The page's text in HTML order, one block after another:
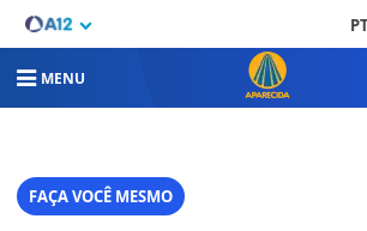
MENU
FAÇA VOCÊ MESMO